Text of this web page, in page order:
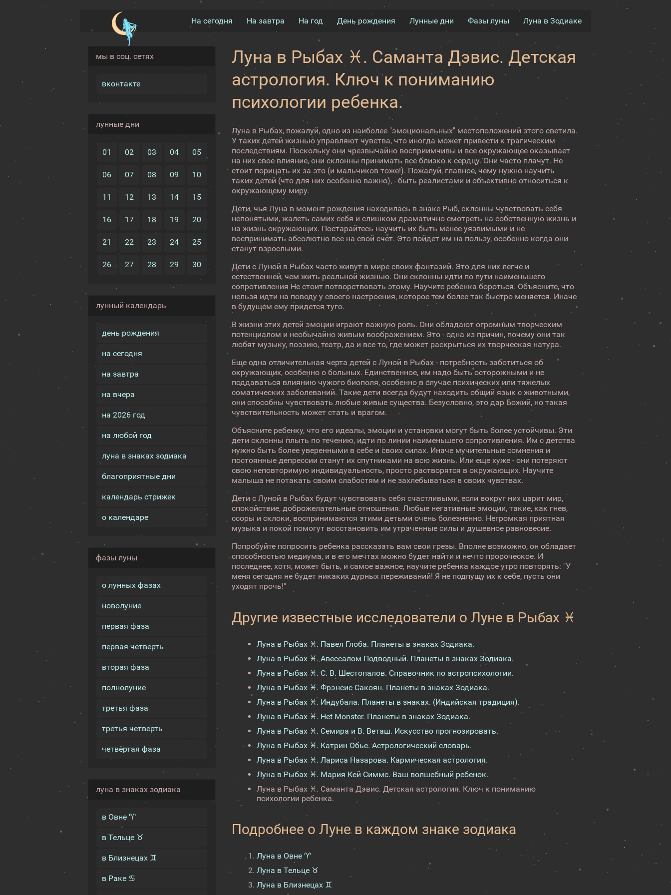
На сегодня На завтра На год День рождения Лунные дни Фазы луны Луна в Зодиаке
мы в соц. сетях
вконтакте
лунные дни
01 02 03 04 05
06 07 08 09 10
11 12 13 14 15
16 17 18 19 20
21 22 23 24 25
26 27 28 29 30
лунный календарь
день рождения
на сегодня
на завтра
на вчера
на 2026 год
на любой год
луна в знаках зодиака
благоприятные дни
календарь стрижек
о календаре
фазы луны
о лунных фазах
новолуние
первая фаза
первая четверть
вторая фаза
полнолуние
третья фаза
третья четверть
четвёртая фаза
луна в знаках зодиака
в Овне ♈
в Тельце ♉
в Близнецах ♊
в Раке ♋
Луна в Рыбах ♓. Саманта Дэвис. Детская
астрология. Ключ к пониманию
психологии ребенка.
Луна в Рыбах, пожалуй, одно из наиболее "эмоциональных" местоположений этого светила.
У таких детей жизнью управляют чувства, что иногда может привести к трагическим
последствиям. Поскольку они чрезвычайно восприимчивы и все окружающее оказывает
на них свое влияние, они склонны принимать все близко к сердцу. Они часто плачут. Не
стоит порицать их за это (и мальчиков тоже!). Пожалуй, главное, чему нужно научить
таких детей (что для них особенно важно), - быть реалистами и объективно относиться к
окружающему миру.
Дети, чья Луна в момент рождения находилась в знаке Рыб, склонны чувствовать себя
непонятыми, жалеть самих себя и слишком драматично смотреть на собственную жизнь и
на жизнь окружающих. Постарайтесь научить их быть менее уязвимыми и не
воспринимать абсолютно все на свой счет. Это пойдет им на пользу, особенно когда они
станут взрослыми.
Дети с Луной в Рыбах часто живут в мире своих фантазий. Это для них легче и
естественней, чем жить реальной жизнью. Они склонны идти по пути наименьшего
сопротивления Не стоит потворствовать этому. Научите ребенка бороться. Объясните, что
нельзя идти на поводу у своего настроения, которое тем более так быстро меняется. Иначе
в будущем ему придется туго.
В жизни этих детей эмоции играют важную роль. Они обладают огромным творческим
потенциалом и необычайно живым воображением. Это - одна из причин, почему они так
любят музыку, поэзию, театр, да и все то, где может раскрыться их творческая натура.
Еще одна отличительная черта детей с Луной в Рыбах - потребность заботиться об
окружающих, особенно о больных. Единственное, им надо быть осторожными и не
поддаваться влиянию чужого биополя, особенно в случае психических или тяжелых
соматических заболеваний. Такие дети всегда будут находить общий язык с животными,
они способны чувствовать любые живые существа. Безусловно, это дар Божий, но такая
чувствительность может стать и врагом.
Объясните ребенку, что его идеалы, эмоции и установки могут быть более устойчивы. Эти
дети склонны плыть по течению, идти по линии наименьшего сопротивления. Им с детства
нужно быть более уверенными в себе и своих силах. Иначе мучительные сомнения и
постоянные депрессии станут их спутниками на всю жизнь. Или еще хуже - они потеряют
свою неповторимую индивидуальность, просто растворятся в окружающих. Научите
малыша не потакать своим слабостям и не захлебываться в своих чувствах.
Дети с Луной в Рыбах будут чувствовать себя счастливыми, если вокруг них царит мир,
спокойствие, доброжелательные отношения. Любые негативные эмоции, такие, как гнев,
ссоры и склоки, воспринимаются этими детьми очень болезненно. Негромкая приятная
музыка и покой помогут восстановить им утраченные силы и душевное равновесие.
Попробуйте попросить ребенка рассказать вам свои грезы. Вполне возможно, он обладает
способностью медиума, и в его мечтах можно будет найти и нечто пророческое. И
последнее, хотя, может быть, и самое важное, научите ребенка каждое утро повторять: "У
меня сегодня не будет никаких дурных переживаний! Я не подпущу их к себе, пусть они
уходят прочь!"
Другие известные исследователи о Луне в Рыбах ♓
Луна в Рыбах ♓. Павел Глоба. Планеты в знаках Зодиака.
Луна в Рыбах ♓. Авессалом Подводный. Планеты в знаках Зодиака.
Луна в Рыбах ♓. С. В. Шестопалов. Справочник по астропсихологии.
Луна в Рыбах ♓. Фрэнсис Сакоян. Планеты в знаках Зодиака.
Луна в Рыбах ♓. Индубала. Планеты в знаках. (Индийская традиция).
Луна в Рыбах ♓. Het Monster. Планеты в знаках Зодиака.
Луна в Рыбах ♓. Семира и В. Веташ. Искусство прогнозировать.
Луна в Рыбах ♓. Катрин Обье. Астрологический словарь.
Луна в Рыбах ♓. Лариса Назарова. Кармическая астрология.
Луна в Рыбах ♓. Мария Кей Симмс. Ваш волшебный ребенок.
Луна в Рыбах ♓. Саманта Дэвис. Детская астрология. Ключ к пониманию
психологии ребенка.
Подробнее о Луне в каждом знаке зодиака
Луна в Овне ♈
Луна в Тельце ♉
Луна в Близнецах ♊